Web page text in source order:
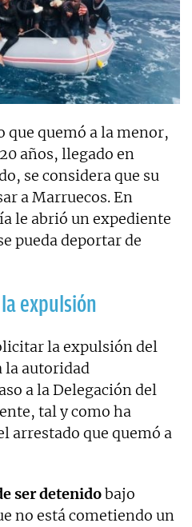
que quemó a la menor,
años, llegado en
se considera que su
a Marruecos. En
le abrió un expediente
pueda deportar de
expulsión
la expulsión del
autoridad
a la Delegación del
tal y como ha
arrestado que quemó a
ser detenidobajo
no está cometiendo un